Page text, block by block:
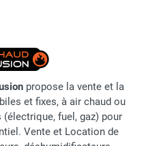
propose la vente et la
et fixes, à air chaud ou
fuel, gaz) pour
Vente et Location de